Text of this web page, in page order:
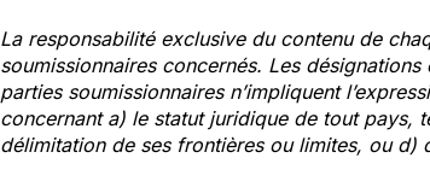
La responsabilité exclusive du contenu de
soumissionnaires concernés. Les
parties soumissionnaires n’impliquent
concernant a) le statut juridique de tout pays,
délimitation de ses frontières ou limites, ou d)